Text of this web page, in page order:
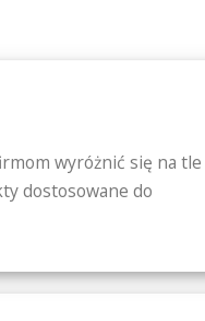
wyróżnić się na tle
dostosowane do